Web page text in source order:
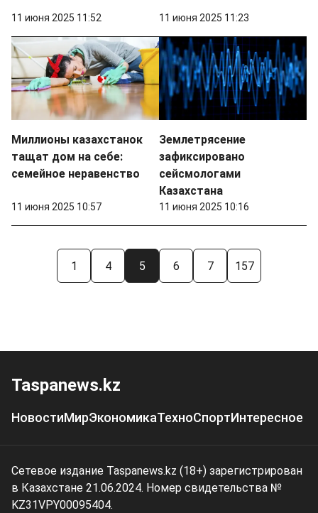
11 июня 2025 11:52 11 июня 2025 11:23
Миллионы казахстанок
тащат дом на себе:
семейное неравенство
11 июня 2025 10:57
Землетрясение
зафиксировано
сейсмологами
Казахстана
11 июня 2025 10:16
1 4 5 6 7 157
Taspanews.kz
НовостиМирЭкономикаТехноСпортИнтересное
Сетевое издание Taspanews.kz (18+) зарегистрирован
в Казахстане 21.06.2024. Номер свидетельства №
KZ31VPY00095404.